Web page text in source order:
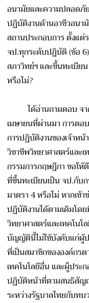
อนามัยและความปลอดภั
ปฏิบัติงานด้านอาชีวอนา
สถานประกอบการ ตั้งแต่
จป.ทุกระดับปฏิบัติ (ข้อ
สภาวิทย์ฯ และขึ้นทะเบีย
หรือไม่?
ได้อ่านถามตอบ จาก
เมษายนที่ผ่านมา การตอ
การปฏิบัติงานของเจ้าห
วิชาชีพวิทยาศาสตร์และ
กรรมการกฤษฎีกา ขอให้
ที่ขึ้นทะเบียนเป็น จป.กับ
มาตรา 4 หรือไม่ หากเข้
ปฏิบัติงานได้ตามเดิมโด
วิทยาศาสตร์และเทคโนโ
บัญญัตินี้ไม่ใช้บังคับแก่ผู้ป
ที่เป็นสมาชิกขององค์กร
เทคโนโลยีอื่น และผู็ประ
ปฏิบัติหน้าที่ตามสนธิสัญ
ระหว่างรัฐบาลไทยกับท